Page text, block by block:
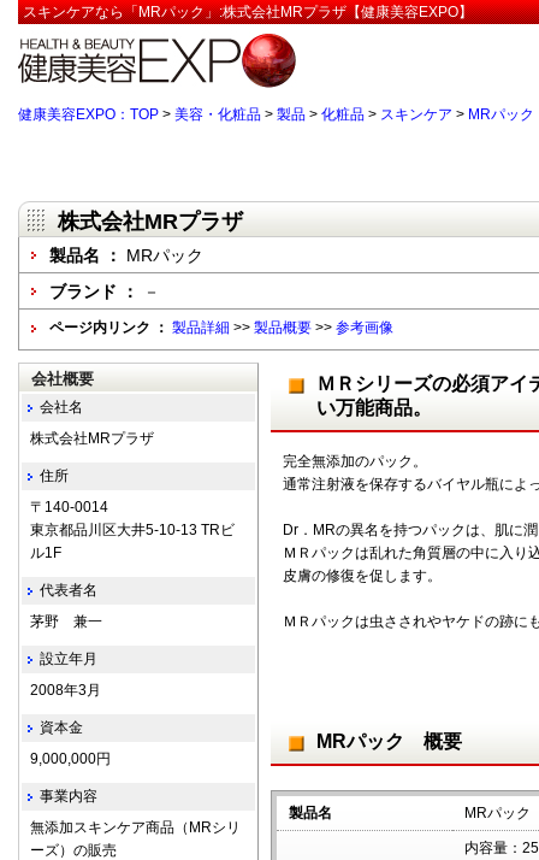
スキンケアなら「MRパック」:株式会社MRプラザ【健康美容EXPO】
健康美容EXPO：TOP > 美容・化粧品 > 製品 > 化粧品 > スキンケア > MRパック
株式会社MRプラザ
製品名 ： MRパック
ブランド ：
－
ページ内リンク ： 製品詳細 >> 製品概要 >> 参考画像
ＭＲシリーズの必須アイ
い万能商品。
完全無添加のパック。
通常注射液を保存するバイヤル瓶によ
Dr．MRの異名を持つパックは、肌に
ＭＲパックは乱れた角質層の中に入り
皮膚の修復を促します。
ＭＲパックは虫さされやヤケドの跡に
MRパック 概要
製品名 MRパック
内容量：
会社概要
会社名
株式会社MRプラザ
住所
〒140-0014
東京都品川区大井5-10-13 TRビ
ル1F
代表者名
茅野 兼一
設立年月
2008年3月
資本金
9,000,000円
事業内容
無添加スキンケア商品（MRシリ
ーズ）の販売